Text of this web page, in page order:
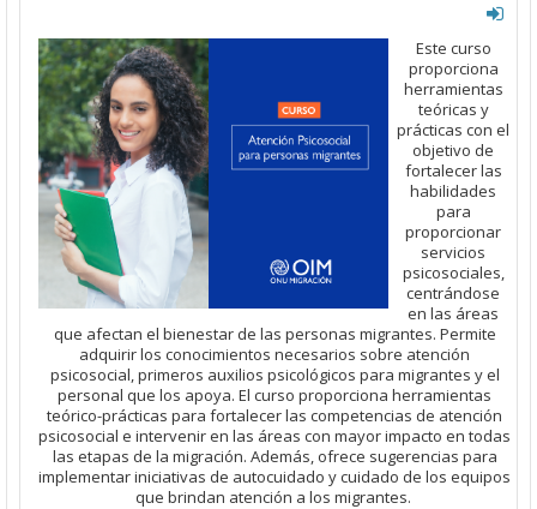
Este curso
proporciona
herramientas
teóricas y
prácticas con el
objetivo de
fortalecer las
habilidades
para
proporcionar
servicios
psicosociales,
centrándose
en las áreas
que afectan el bienestar de las personas migrantes. Permite
adquirir los conocimientos necesarios sobre atención
psicosocial, primeros auxilios psicológicos para migrantes y el
personal que los apoya. El curso proporciona herramientas
teórico-prácticas para fortalecer las competencias de atención
psicosocial e intervenir en las áreas con mayor impacto en todas
las etapas de la migración. Además, ofrece sugerencias para
implementar iniciativas de autocuidado y cuidado de los equipos
que brindan atención a los migrantes.